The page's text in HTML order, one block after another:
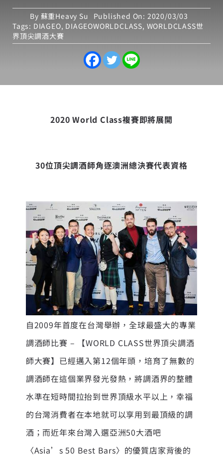
By 蘇重Heavy Su
Published On: 2020/03/03
Tags: DIAGEO, DIAGEOWORLDCLASS, WORLDCLASS世
界頂尖調酒大賽
2020 World Class複賽即將展開
30位頂尖調酒師角逐澳洲總決賽代表資格
自2009年首度在台灣舉辦，全球最盛大的專業
調酒師比賽 – 【WORLD CLASS世界頂尖調酒
師大賽】已經邁入第12個年頭，培育了無數的
調酒師在這個業界發光發熱，將調酒界的整體
水準在短時間拉抬到世界頂級水平以上，幸福
的台灣消費者在本地就可以享用到最頂級的調
酒；而近年來台灣入選亞洲50大酒吧
〈Asia’s 50 Best Bars〉的優質店家背後的